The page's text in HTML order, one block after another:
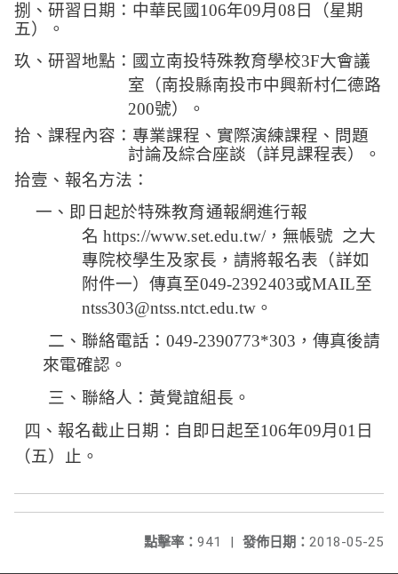
捌、 研習 日期：中華民國106年09月 08 日（星期
五）。
玖、 研習地點：國立南投特殊教育學校3F大會議
室（南投縣南投市中興新村仁德路
200號）。
拾、 課程內容：專業課程、實際演練課程、問題
討論及綜合座談（詳見課程表）。
拾壹、報名方法：
一、 即日起於特殊教育通報網進行報
名 https://www.set.edu.tw/，無帳號 之大
專院校學生及家長，請將報名表（詳如
附件一）傳真至049-2392403或MAIL至
ntss303@ntss.ntct.edu.tw。
二、聯絡電話： 049-2390773*303 ，傳真後請
來電確認 。
三、聯絡人：黃覺誼組長。
、 報名截止日期：自即日起至106年09月 01 日
（五）止。
發佈日期： 2018-05-25
點擊率： 941 |